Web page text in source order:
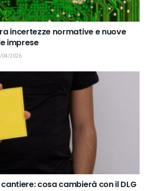
incertezze normative e nuove
imprese
04/2026
cosa cambierà con il DLG